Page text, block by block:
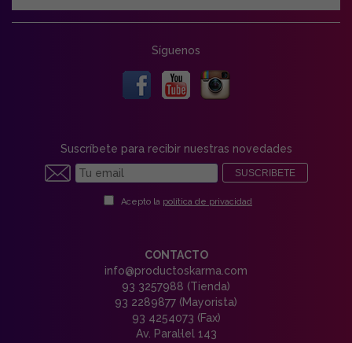
Síguenos
Suscríbete para recibir nuestras novedades
SUSCRIBETE
Acepto la política de privacidad
CONTACTO
info@productoskarma.com
93 3257988 (Tienda)
93 2289877 (Mayorista)
93 4254073 (Fax)
Av. Paral·lel 143